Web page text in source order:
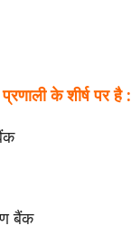
के शीर्ष पर है :
बैंक